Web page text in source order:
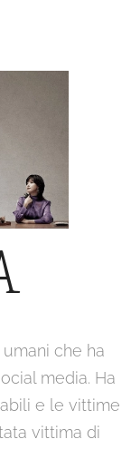
che ha
media. Ha
e le vittime
vittima di